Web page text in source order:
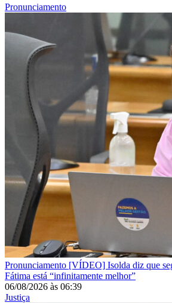
Pronunciamento
Pronunciamento [VÍDEO] Isolda diz que
Fátima está “infinitamente melhor”
06/08/2026 às 06:39
Justiça